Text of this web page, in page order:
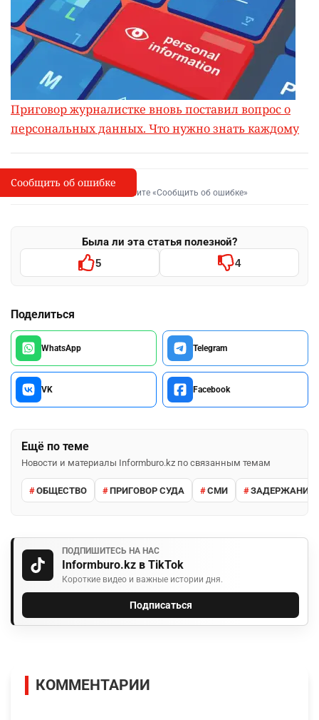
Приговор журналистке вновь поставил вопрос о
персональных данных. Что нужно знать каждому
I
Сообщить об опечатке
Выделите фрагмент и нажмите «Сообщить об ошибке»
Была ли эта статья полезной?
5 4
Поделиться
WhatsApp Telegram
VK Facebook
Ещё по теме
Новости и материалы Informburo.kz по связанным темам
ОБЩЕСТВО ПРИГОВОР СУДА СМИ ЗАДЕРЖАНИЕ
ПОДПИШИТЕСЬ НА НАС
Informburo.kz в TikTok
Короткие видео и важные истории дня.
Подписаться
Сообщить об ошибке
КОММЕНТАРИИ